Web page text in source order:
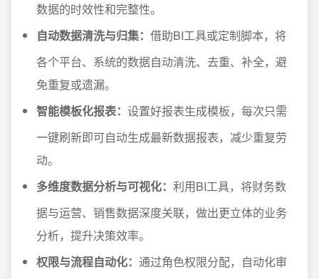
数据的时效性和完整性。
自动数据清洗与归集： 借助BI工具或定制脚本，将
各个平台、系统的数据自动清洗、去重、补全，避
免重复或遗漏。
智能模板化报表： 设置好报表生成模板，每次只需
一键刷新即可自动生成最新数据报表，减少重复劳
动。
多维度数据分析与可视化： 利用BI工具，将财务数
据与运营、销售数据深度关联，做出更立体的业务
分析，提升决策效率。
权限与流程自动化： 通过角色权限分配，自动化审